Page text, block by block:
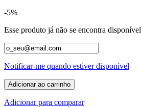
-5%
Esse produto já não se encontra disponível
Notificar-me quando estiver disponível
Adicionar ao carrinho
Adicionar para comparar